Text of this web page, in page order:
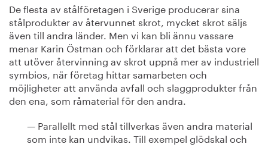
De flesta av stålföretagen i Sverige producerar sina
stålprodukter av återvunnet skrot, mycket skrot säljs
även till andra länder. Men vi kan bli ännu vassare
menar Karin Östman och förklarar att det bästa vore
att utöver återvinning av skrot uppnå mer av industriell
symbios, när företag hittar samarbeten och
möjligheter att använda avfall och slaggprodukter från
den ena, som råmaterial för den andra.
— Parallellt med stål tillverkas även andra material
som inte kan undvikas. Till exempel glödskal och